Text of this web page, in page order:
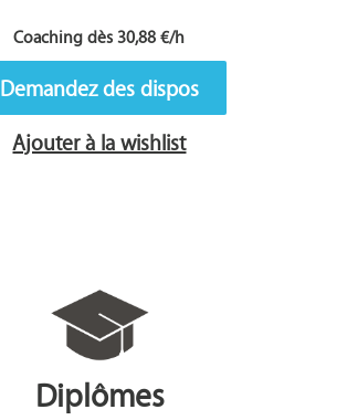
Coaching dès 30,88 €/h
Demandez des dispos
Ajouter à la wishlist
Diplômes